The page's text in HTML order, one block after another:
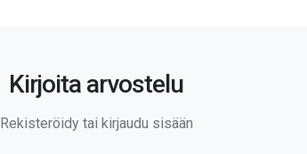
Kirjoita arvostelu
Rekisteröidy tai kirjaudu sisään